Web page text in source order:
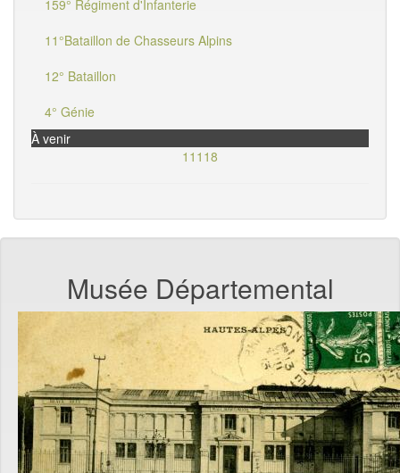
159° Régiment d'Infanterie
11°Bataillon de Chasseurs Alpins
12° Bataillon
4° Génie
À venir
11118
Musée Départemental